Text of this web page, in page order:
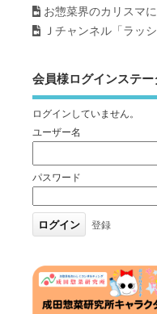
お惣菜界のカリスマ
Ｊチャンネル「ラッシ
会員様ログインステー
ログインしていません。
ユーザー名
パスワード
登録